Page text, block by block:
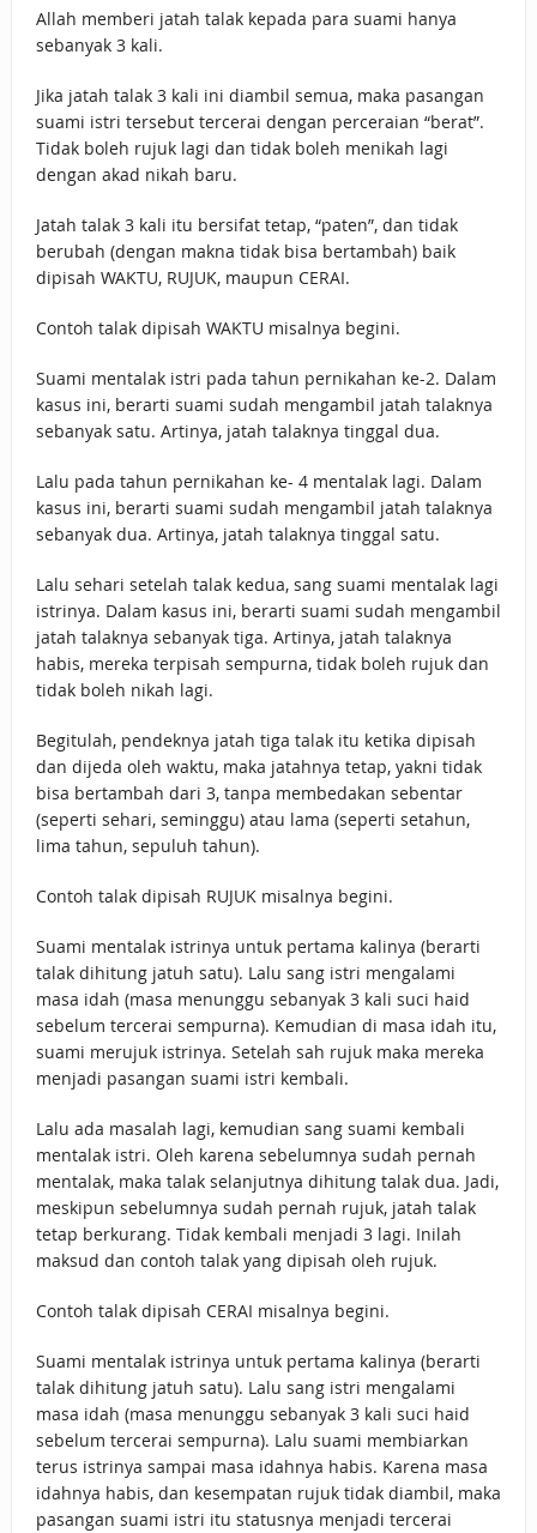
Allah memberi jatah talak kepada para suami hanya
sebanyak 3 kali.
Jika jatah talak 3 kali ini diambil semua, maka pasangan
suami istri tersebut tercerai dengan perceraian “berat”.
Tidak boleh rujuk lagi dan tidak boleh menikah lagi
dengan akad nikah baru.
Jatah talak 3 kali itu bersifat tetap, “paten”, dan tidak
berubah (dengan makna tidak bisa bertambah) baik
dipisah WAKTU, RUJUK, maupun CERAI.
Contoh talak dipisah WAKTU misalnya begini.
Suami mentalak istri pada tahun pernikahan ke-2. Dalam
kasus ini, berarti suami sudah mengambil jatah talaknya
sebanyak satu. Artinya, jatah talaknya tinggal dua.
Lalu pada tahun pernikahan ke- 4 mentalak lagi. Dalam
kasus ini, berarti suami sudah mengambil jatah talaknya
sebanyak dua. Artinya, jatah talaknya tinggal satu.
Lalu sehari setelah talak kedua, sang suami mentalak lagi
istrinya. Dalam kasus ini, berarti suami sudah mengambil
jatah talaknya sebanyak tiga. Artinya, jatah talaknya
habis, mereka terpisah sempurna, tidak boleh rujuk dan
tidak boleh nikah lagi.
Begitulah, pendeknya jatah tiga talak itu ketika dipisah
dan dijeda oleh waktu, maka jatahnya tetap, yakni tidak
bisa bertambah dari 3, tanpa membedakan sebentar
(seperti sehari, seminggu) atau lama (seperti setahun,
lima tahun, sepuluh tahun).
Contoh talak dipisah RUJUK misalnya begini.
Suami mentalak istrinya untuk pertama kalinya (berarti
talak dihitung jatuh satu). Lalu sang istri mengalami
masa idah (masa menunggu sebanyak 3 kali suci haid
sebelum tercerai sempurna). Kemudian di masa idah itu,
suami merujuk istrinya. Setelah sah rujuk maka mereka
menjadi pasangan suami istri kembali.
Lalu ada masalah lagi, kemudian sang suami kembali
mentalak istri. Oleh karena sebelumnya sudah pernah
mentalak, maka talak selanjutnya dihitung talak dua. Jadi,
meskipun sebelumnya sudah pernah rujuk, jatah talak
tetap berkurang. Tidak kembali menjadi 3 lagi. Inilah
maksud dan contoh talak yang dipisah oleh rujuk.
Contoh talak dipisah CERAI misalnya begini.
Suami mentalak istrinya untuk pertama kalinya (berarti
talak dihitung jatuh satu). Lalu sang istri mengalami
masa idah (masa menunggu sebanyak 3 kali suci haid
sebelum tercerai sempurna). Lalu suami membiarkan
terus istrinya sampai masa idahnya habis. Karena masa
idahnya habis, dan kesempatan rujuk tidak diambil, maka
pasangan suami istri itu statusnya menjadi tercerai